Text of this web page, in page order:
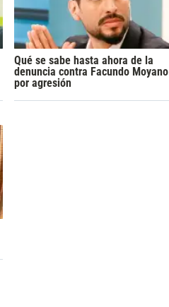
Qué se sabe hasta ahora de la
denuncia contra Facundo Moyano
por agresión